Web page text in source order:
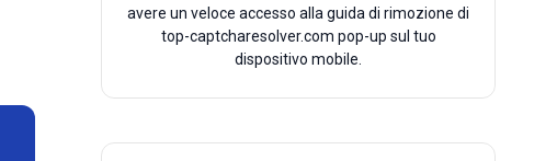
avere un veloce accesso alla guida di rimozione di
top-captcharesolver.com pop-up sul tuo
dispositivo mobile.